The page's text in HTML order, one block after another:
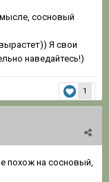
сосновый
Я свои
наведайтесь!)
1
похож на сосновый,